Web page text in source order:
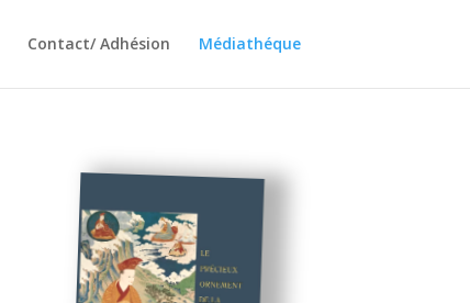
Contact/ Adhésion Médiathéque